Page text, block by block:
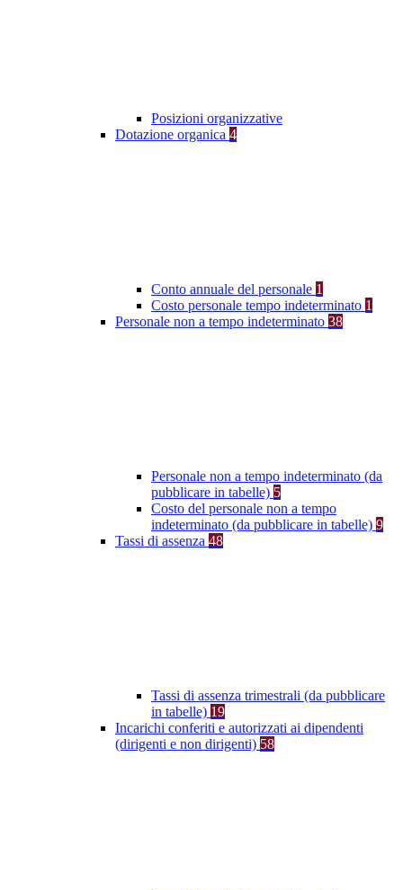
Posizioni organizzative
Dotazione organica 4
Conto annuale del personale 1
Costo personale tempo indeterminato 1
Personale non a tempo indeterminato 38
Personale non a tempo indeterminato (da
pubblicare in tabelle) 5
Costo del personale non a tempo
indeterminato (da pubblicare in tabelle) 9
Tassi di assenza 48
Tassi di assenza trimestrali (da pubblicare
in tabelle) 19
Incarichi conferiti e autorizzati ai dipendenti
(dirigenti e non dirigenti) 58